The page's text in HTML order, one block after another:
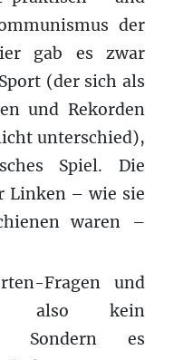
der
gab es zwar
(der sich als
und Rekorden
unterschied),
Spiel. Die
Linken – wie sie
waren –
Fragen und
also kein
Sondern es